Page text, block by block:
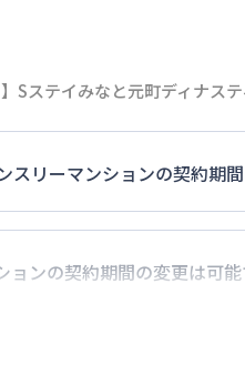
Sステイみなと元町ディナス
リーマンションの契約期
が1ヶ月（30日）以上の
ョンの契約期間の変更は可能